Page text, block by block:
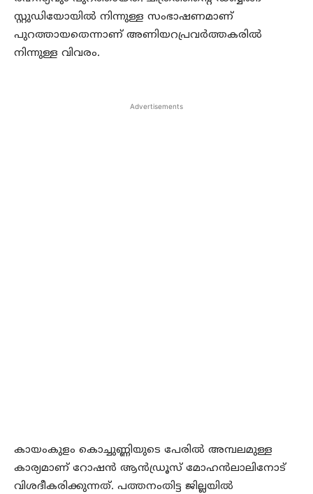
സ്റ്റുഡിയോയിൽ നിന്നുള്ള സംഭാഷണമാണ്
പുറത്തായതെന്നാണ് അണിയറപ്രവർത്തകരിൽ
നിന്നുള്ള വിവരം.
Advertisements
കായംകുളം കൊച്ചുണ്ണിയുടെ പേരിൽ അമ്പലമുള്ള
കാര്യമാണ് റോഷൻ ആൻഡ്രൂസ് മോഹൻലാലിനോട്
വിശദീകരിക്കുന്നത്. പത്തനംതിട്ട ജില്ലയിൽ